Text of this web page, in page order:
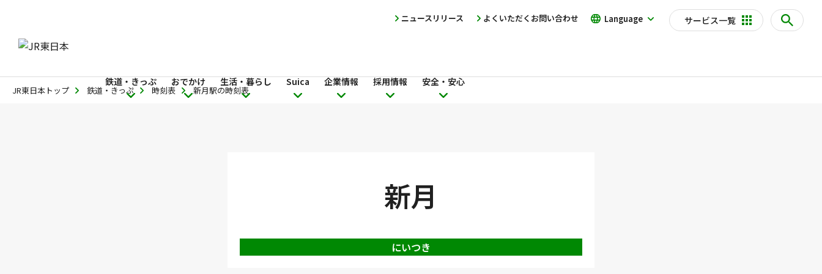
サービス一覧
鉄道・きっぷ おでかけ 生活・暮らし Suica 企業情報 採用情報 安全・安心
Language
よくいただくお問い合わせ
ニュースリリース
JR東日本トップ 鉄道・きっぷ 時刻表 新月駅の時刻表
新月
にいつき